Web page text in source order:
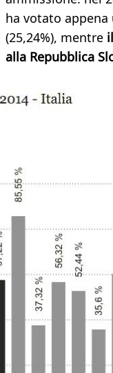
ha votato
(25,24%), mentre
alla Repubblica